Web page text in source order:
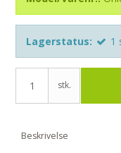
Lagerstatus: 1
stk.
Beskrivelse